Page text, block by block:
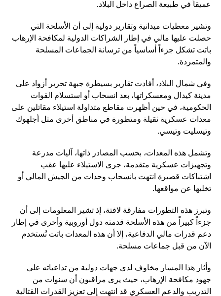
عميقاً في طبيعة الصراع داخل البلاد.
وتشير معطيات ميدانية وتقارير دولية إلى أن الأسلحة التي
حصلت عليها مالي في إطار الشراكات الدولية لمكافحة الإرهاب
باتت تشكل جزءاً أساسياً من ترسانة الجماعات المسلحة
والمتمردة.
وفي شمال البلاد، أفادت تقارير بسيطرة جبهة تحرير أزواد على
مدينة كيدال ومعسكراتها، بعد انسحاب أو استسلام القوات
الحكومية، في حين أظهرت مقاطع متداولة استيلاء مقاتلين على
معدات عسكرية ثقيلة ومتطورة في مناطق أخرى مثل أجلهوك
وتيسليت وتيسي.
وتشمل هذه المعدات، بحسب المصادر ذاتها، آليات مدرعة
وتجهيزات عسكرية متقدمة، جرى الاستيلاء عليها عقب
اشتباكات قصيرة انتهت بانسحاب وحدات من الجيش المالي أو
تخليها عن مواقعها.
وتبرز هذه التطورات مفارقة لافتة، إذ تشير المعلومات إلى أن
جزءاً كبيراً من هذه الأسلحة قدمته دول أوروبية وأخرى في إطار
دعم قدرات مالي الدفاعية، إلا أن هذه المعدات باتت تُستخدم
الآن من قبل جماعات مسلحة.
وأثار هذا المسار مخاوف لدى جهات دولية من تداعياته على
جهود مكافحة الإرهاب، حيث يرى مراقبون أن سنوات من
التدريب والدعم العسكري قد انتهت إلى تعزيز القدرات القتالية